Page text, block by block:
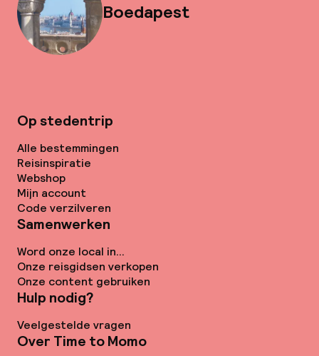
Boedapest
Op stedentrip
Alle bestemmingen
Reisinspiratie
Webshop
Mijn account
Code verzilveren
Samenwerken
Word onze local in...
Onze reisgidsen verkopen
Onze content gebruiken
Hulp nodig?
Veelgestelde vragen
Over Time to Momo